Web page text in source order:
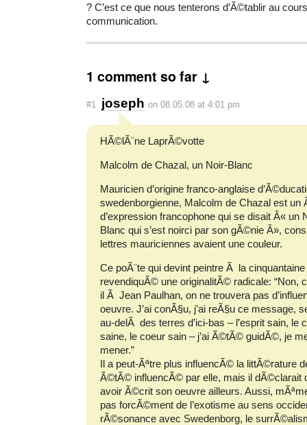
? C’est ce que nous tenterons d’Ã©tablir au
communication.
1 comment so far ↓
#1 joseph on 08.05.08 at 4:01 pm
HÃ©lÃ¨ne LaprÃ©votte
Malcolm de Chazal, un Noir-Blanc
Mauricien d’origine franco-anglaise
swedenborgienne, Malcolm de Chazal est un
d’expression francophone qui se disait Â« un
Blanc qui s’est noirci par son gÃ©nie Â»,
lettres mauriciennes avaient une couleur.
Ce poÃ¨te qui devint peintre Ã la
revendiquÃ© une originalitÃ© radicale: “Non,
il Ã Jean Paulhan, on ne trouvera pas
oeuvre. J’ai conÃ§u, j’ai reÃ§u ce message,
au-delÃ des terres d’ici-bas – l’esprit sain, le
saine, le coeur sain – j’ai Ã©tÃ© guidÃ©, je
mener.”
Il a peut-Ãªtre plus influencÃ© la littÃ©rature de
Ã©tÃ© influencÃ© par elle, mais il dÃ©clarait
avoir Ã©crit son oeuvre ailleurs. Aussi,
pas forcÃ©ment de l’exotisme au sens
rÃ©sonance avec Swedenborg, le